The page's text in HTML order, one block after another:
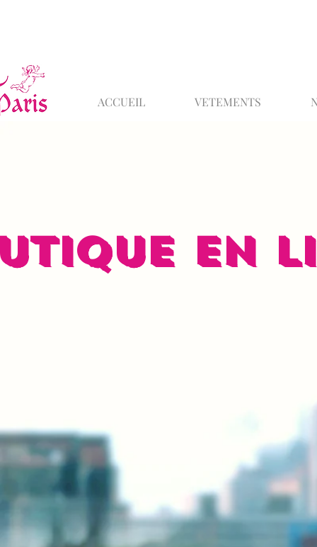
ACCUEIL VETEMENTS
EN